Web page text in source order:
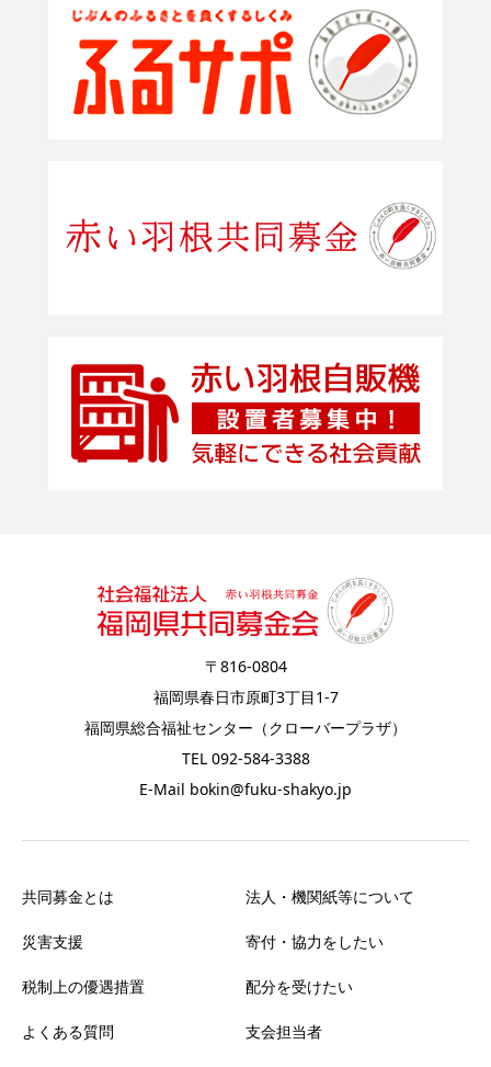
〒816-0804
福岡県春日市原町3丁目1-7
福岡県総合福祉センター（クローバープラザ）
TEL 092-584-3388
E-Mail bokin@fuku-shakyo.jp
共同募金とは
災害支援
税制上の優遇措置
よくある質問
法人・機関紙等について
寄付・協力をしたい
配分を受けたい
支会担当者